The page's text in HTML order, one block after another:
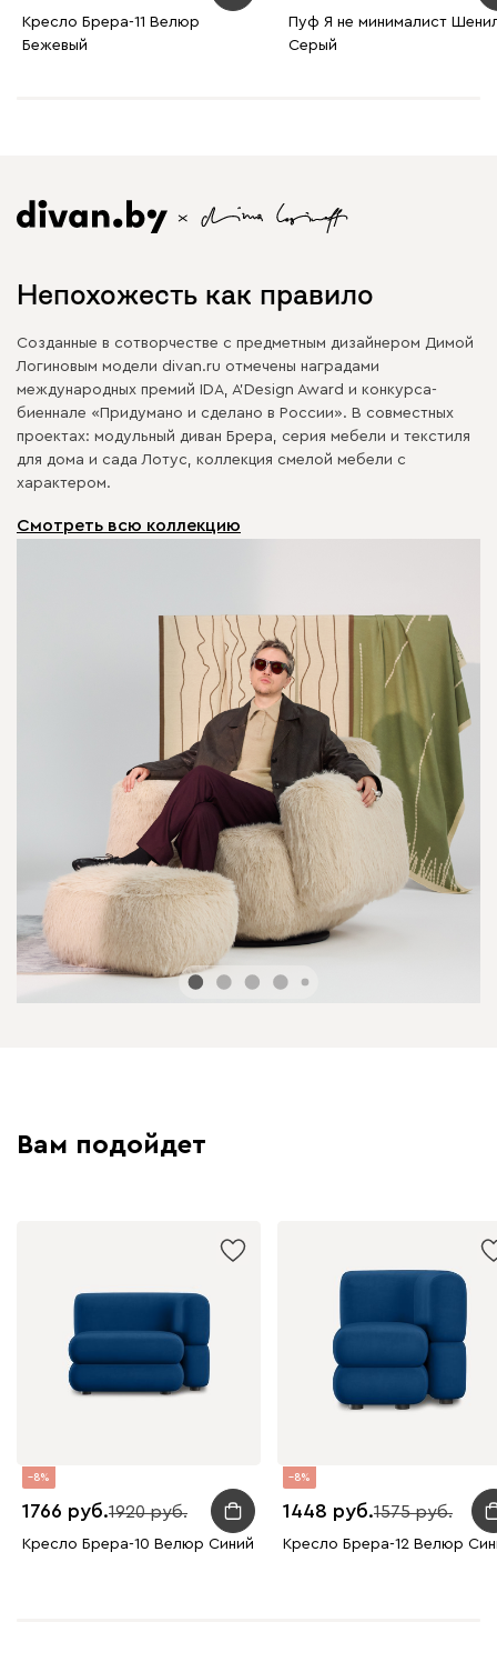
Кресло Брера-11 Велюр
Бежевый
Пуф Я не минималист
Серый
Непохожесть как правило
Созданные в сотворчестве с предметным дизайнером Димой
Логиновым модели divan.ru отмечены наградами
международных премий IDA, A’Design Award и конкурса-
биеннале «Придумано и сделано в России». В совместных
проектах: модульный диван Брера, серия мебели и текстиля
для дома и сада Лотус, коллекция смелой мебели с
характером.
Смотреть всю коллекцию
Вам подойдет
8
1766 1920
Кресло Брера-10 Велюр Синий
8
1448 1575
Кресло Брера-12 Велюр